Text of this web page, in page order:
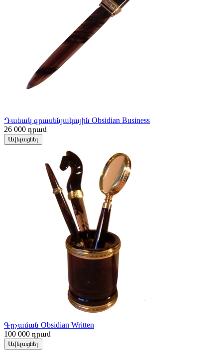
Դանակ գրասենյակային Obsidian Business
26 000 դրամ
Ավելացնել
Գրչաման Obsidian Written
100 000 դրամ
Ավելացնել